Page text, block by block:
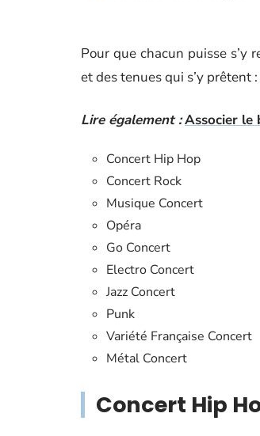
Pour que chacun puisse
et des tenues qui s’y prêtent :
Lire également :Associer le
Concert Hip Hop
Concert Rock
Musique Concert
Opéra
Go Concert
Electro Concert
Jazz Concert
Punk
Variété Française Concert
Métal Concert
Concert Hip